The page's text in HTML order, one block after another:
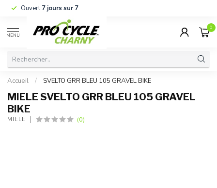
Ouvert7 jours sur 7
MENU
0
Accueil / SVELTO GRR BLEU 105 GRAVEL BIKE
MIELE SVELTO GRR BLEU 105 GRAVEL
BIKE
MIELE (0)